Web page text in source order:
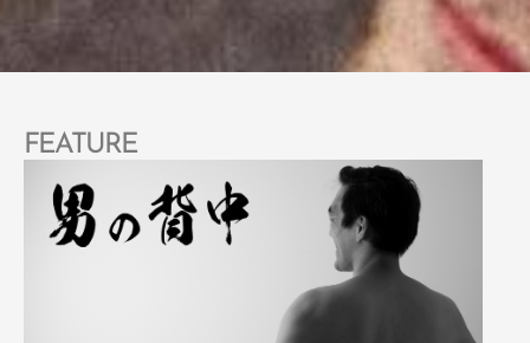
FEATURE